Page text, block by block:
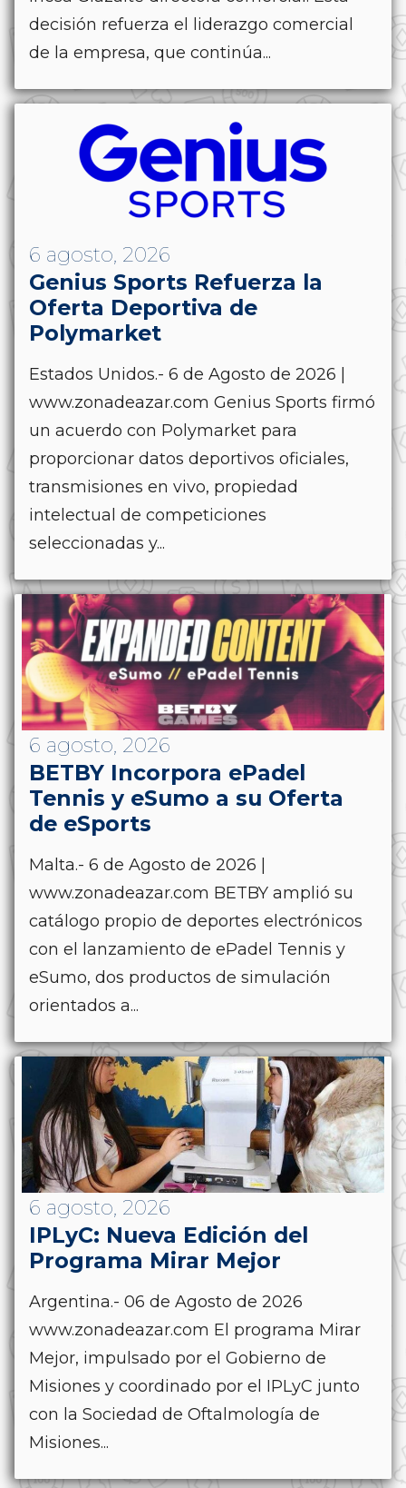
decisión refuerza el liderazgo comercial
de la empresa, que continúa...
6 agosto, 2026
Genius Sports Refuerza la
Oferta Deportiva de
Polymarket
Estados Unidos.- 6 de Agosto de 2026 |
www.zonadeazar.com Genius Sports firmó
un acuerdo con Polymarket para
proporcionar datos deportivos oficiales,
transmisiones en vivo, propiedad
intelectual de competiciones
seleccionadas y...
6 agosto, 2026
BETBY Incorpora ePadel
Tennis y eSumo a su Oferta
de eSports
Malta.- 6 de Agosto de 2026 |
www.zonadeazar.com BETBY amplió su
catálogo propio de deportes electrónicos
con el lanzamiento de ePadel Tennis y
eSumo, dos productos de simulación
orientados a...
6 agosto, 2026
IPLyC: Nueva Edición del
Programa Mirar Mejor
Argentina.- 06 de Agosto de 2026
www.zonadeazar.com El programa Mirar
Mejor, impulsado por el Gobierno de
Misiones y coordinado por el IPLyC junto
con la Sociedad de Oftalmología de
Misiones...